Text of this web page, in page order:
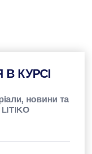
КУРСІ
новини та